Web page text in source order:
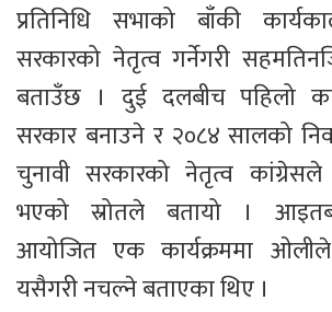
प्रतिनिधि सभाको बाँकी
सरकारको नेतृत्व गर्नेगरी
बताउँछ । दुई दलबीच पहिलो
सरकार बनाउने र २०८४ सालको
चुनावी सरकारको नेतृत्व
भएको स्रोतले बतायो ।
आयोजित एक कार्यक्रममा
यसैगरी नचल्ने बताएका थिए ।